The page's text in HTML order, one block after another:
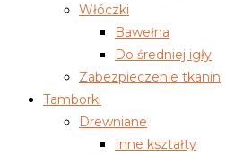
Włóczki
Bawełna
Do średniej igły
Zabezpieczenie tkanin
Tamborki
Drewniane
Inne kształty